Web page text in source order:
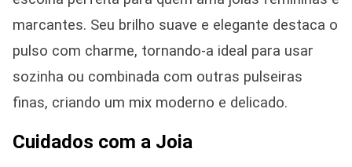
marcantes. Seu brilho suave e elegante destaca o
pulso com charme, tornando-a ideal para usar
sozinha ou combinada com outras pulseiras
finas, criando um mix moderno e delicado.
Cuidados com a Joia